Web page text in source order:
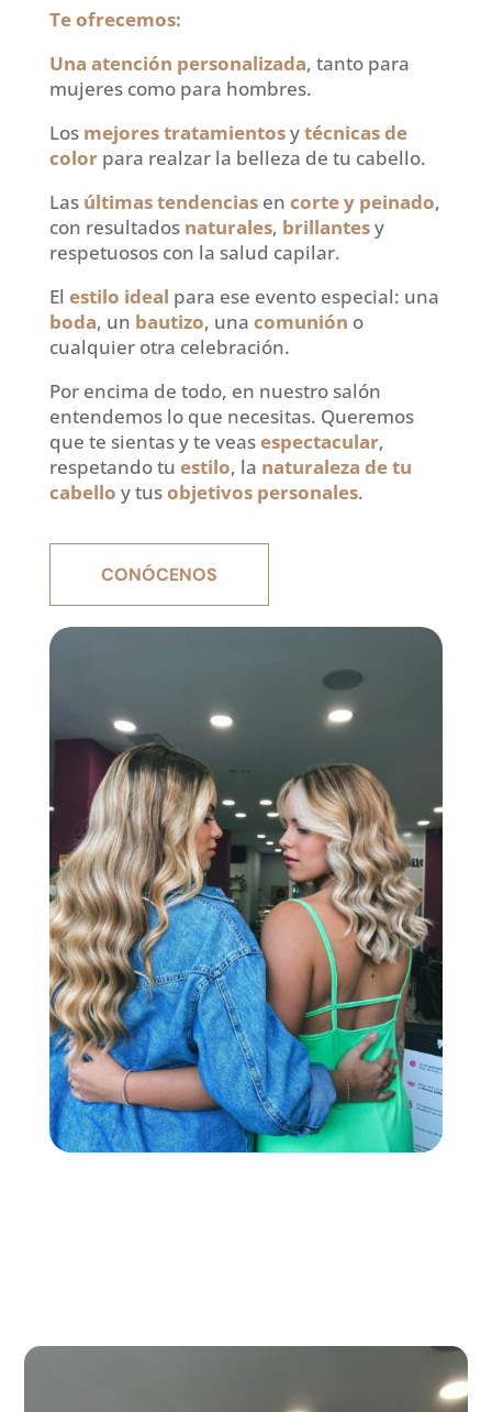
Te ofrecemos:
Una atención personalizada, tanto para
mujeres como para hombres.
Los mejores tratamientosytécnicas de
colorpara realzar la belleza de tu cabello.
Las últimas tendenciasen corte y peinado,
con resultados naturales, brillantesy
respetuosos con la salud capilar.
El estilo ideal para ese evento especial: una
boda, un bautizo, una comunión o
cualquier otra celebración.
Por encima de todo, en nuestro salón
entendemos lo que necesitas. Queremos
que te sientas y te veasespectacular,
respetando tu estilo, la naturaleza de tu
cabello y tusobjetivos personales.
CONÓCENOS